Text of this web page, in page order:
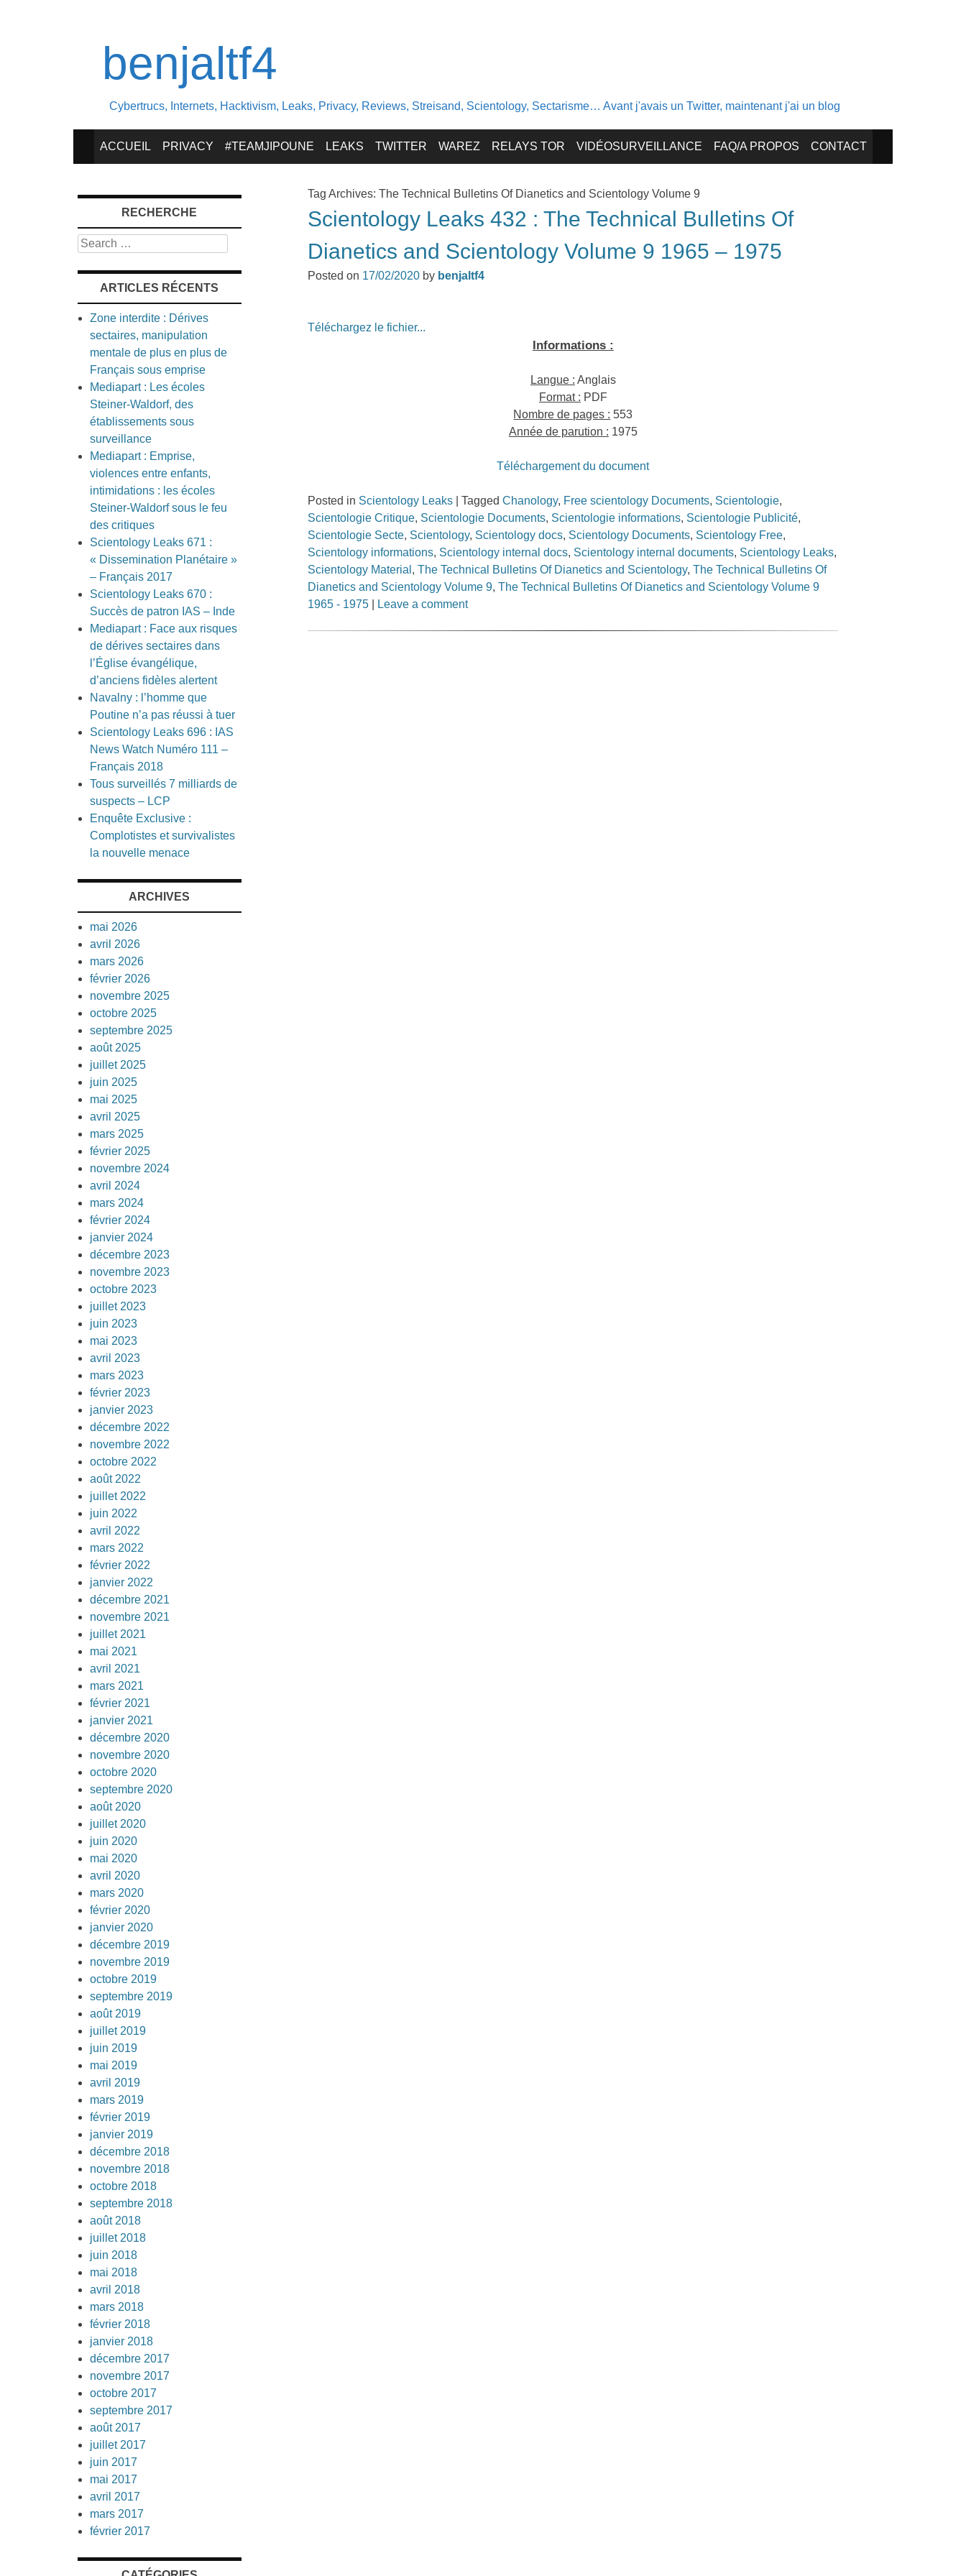
benjaltf4
Cybertrucs, Internets, Hacktivism, Leaks, Privacy, Reviews, Streisand, Scientology, Sectarisme… Avant j'avais un Twitter, maintenant j'ai un blog
SKIP
CONTENT
ACCUEIL PRIVACY #TEAMJIPOUNE LEAKS TWITTER WAREZ RELAYS TOR VIDÉOSURVEILLANCE FAQ/A PROPOS CONTACT
Tag Archives:The Technical Bulletins Of Dianetics and Scientology Volume 9
Scientology Leaks 432 : The Technical Bulletins Of
Dianetics and Scientology Volume 9 1965 – 1975
Posted on 17/02/2020 by benjaltf4
Téléchargez le fichier...
Informations :
Langue : Anglais
Format : PDF
Nombre de pages : 553
Année de parution : 1975
Téléchargement du document
Posted in Scientology Leaks |TaggedChanology, Free scientology Documents, Scientologie,
Scientologie Critique, Scientologie Documents, Scientologie informations, Scientologie Publicité,
Scientologie Secte, Scientology, Scientology docs, Scientology Documents, Scientology Free,
Scientology informations, Scientology internal docs, Scientology internal documents, Scientology Leaks,
Scientology Material ,The Technical Bulletins Of Dianetics and Scientology,The Technical Bulletins Of
Dianetics and Scientology Volume 9,The Technical Bulletins Of Dianetics and Scientology Volume 9
1965 - 1975
Leave a comment
RECHERCHE
Search
ARTICLES RÉCENTS
Zone interdite : Dérives
sectaires, manipulation
mentale de plus en plus de
Français sous emprise
Mediapart : Les écoles
Steiner-Waldorf, des
établissements sous
surveillance
Mediapart : Emprise,
violences entre enfants,
intimidations : les écoles
Steiner-Waldorf sous le feu
des critiques
Scientology Leaks 671 :
« Dissemination Planétaire »
– Français 2017
Scientology Leaks 670 :
Succès de patron IAS – Inde
Mediapart : Face aux risques
de dérives sectaires dans
l’Église évangélique,
d’anciens fidèles alertent
Navalny : l’homme que
Poutine n’a pas réussi à tuer
Scientology Leaks 696 : IAS
News Watch Numéro 111 –
Français 2018
Tous surveillés 7 milliards de
suspects – LCP
Enquête Exclusive :
Complotistes et survivalistes
la nouvelle menace
ARCHIVES
mai 2026
avril 2026
mars 2026
février 2026
novembre 2025
octobre 2025
septembre 2025
août 2025
juillet 2025
juin 2025
mai 2025
avril 2025
mars 2025
février 2025
novembre 2024
avril 2024
mars 2024
février 2024
janvier 2024
décembre 2023
novembre 2023
octobre 2023
juillet 2023
juin 2023
mai 2023
avril 2023
mars 2023
février 2023
janvier 2023
décembre 2022
novembre 2022
octobre 2022
août 2022
juillet 2022
juin 2022
avril 2022
mars 2022
février 2022
janvier 2022
décembre 2021
novembre 2021
juillet 2021
mai 2021
avril 2021
mars 2021
février 2021
janvier 2021
décembre 2020
novembre 2020
octobre 2020
septembre 2020
août 2020
juillet 2020
juin 2020
mai 2020
avril 2020
mars 2020
février 2020
janvier 2020
décembre 2019
novembre 2019
octobre 2019
septembre 2019
août 2019
juillet 2019
juin 2019
mai 2019
avril 2019
mars 2019
février 2019
janvier 2019
décembre 2018
novembre 2018
octobre 2018
septembre 2018
août 2018
juillet 2018
juin 2018
mai 2018
avril 2018
mars 2018
février 2018
janvier 2018
décembre 2017
novembre 2017
octobre 2017
septembre 2017
août 2017
juillet 2017
juin 2017
mai 2017
avril 2017
mars 2017
février 2017